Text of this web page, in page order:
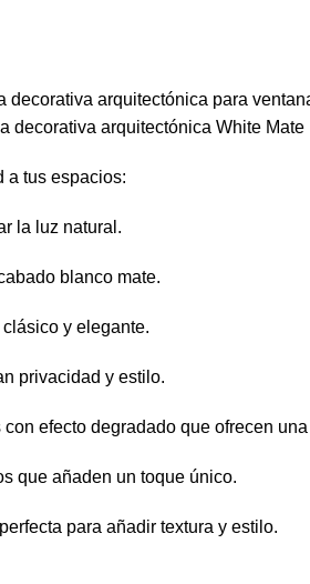
decorativa arquitectónica White Mate
a tus espacios:
la luz natural.
blanco mate.
y elegante.
privacidad y estilo.
con efecto degradado que ofrecen
que añaden un toque único.
para añadir textura y estilo.